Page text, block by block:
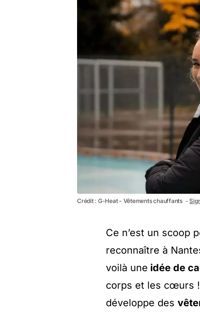
Crédit : G-Heat - Vêtements chauffants －
Ce n’est un scoop
reconnaître à
voilà une idée de
corps et les cœurs !
développe des